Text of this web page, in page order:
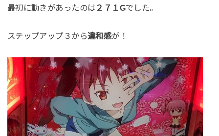
最初に動きがあったのは ２７１Gでした。
ステップアップ３から違和感が！